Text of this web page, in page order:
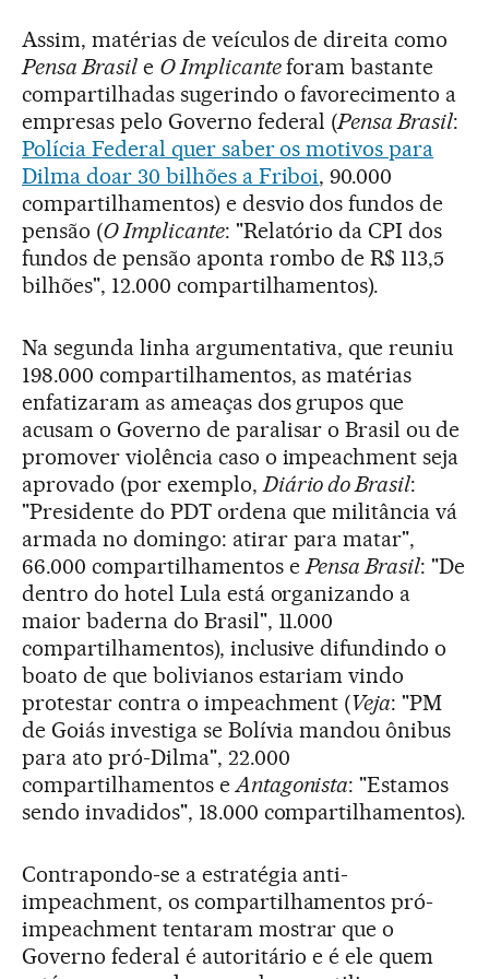
Assim, matérias de veículos de direita como
Pensa Brasile O Implicanteforam bastante
compartilhadas sugerindo o favorecimento a
empresas pelo Governo federal (Pensa Brasil:
Polícia Federal quer saber os motivos para
Dilma doar 30 bilhões a Friboi, 90.000
compartilhamentos) e desvio dos fundos de
pensão (O Implicante: "Relatório da CPI dos
fundos de pensão aponta rombo de R$ 113,5
bilhões", 12.000 compartilhamentos).
Na segunda linha argumentativa, que reuniu
198.000 compartilhamentos, as matérias
enfatizaram as ameaças dos grupos que
acusam o Governo de paralisar o Brasil ou de
promover violência caso o impeachment seja
aprovado (por exemplo,Diário do Brasil:
"Presidente do PDT ordena que militância vá
armada no domingo: atirar para matar",
66.000 compartilhamentos ePensa Brasil: "De
dentro do hotel Lula está organizando a
maior baderna do Brasil", 11.000
compartilhamentos), inclusive difundindo o
boato de que bolivianos estariam vindo
protestar contra o impeachment (Veja: "PM
de Goiás investiga se Bolívia mandou ônibus
para ato pró-Dilma", 22.000
compartilhamentos eAntagonista: "Estamos
sendo invadidos", 18.000 compartilhamentos).
Contrapondo-se a estratégia anti-
impeachment, os compartilhamentos pró-
impeachment tentaram mostrar que o
Governo federal é autoritário e é ele quem